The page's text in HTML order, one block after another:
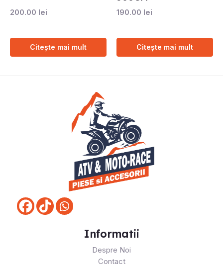
200.00 lei
Citește mai mult
190.00 lei
Citește mai mult
Informatii
Despre Noi
Contact